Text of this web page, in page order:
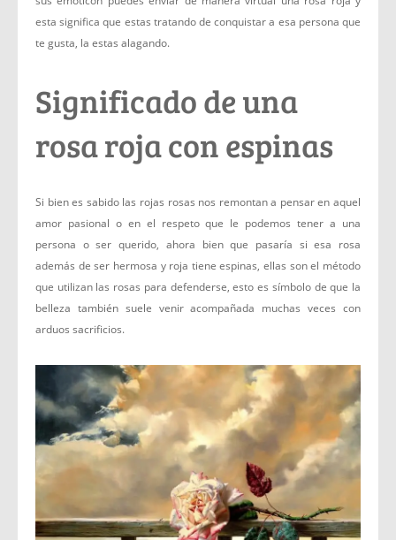
esta significa que estas tratando de conquistar a esa persona que
te gusta, la estas alagando.
Significado de una
rosa roja con espinas
Si bien es sabido las rojas rosas nos remontan a pensar en aquel
amor pasional o en el respeto que le podemos tener a una
persona o ser querido, ahora bien que pasaría si esa rosa
además de ser hermosa y roja tiene espinas, ellas son el método
que utilizan las rosas para defenderse, esto es símbolo de que la
belleza también suele venir acompañada muchas veces con
arduos sacrificios.